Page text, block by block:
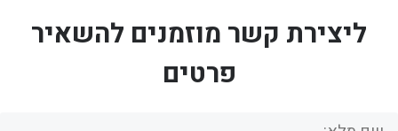
ליצירת קשר מוזמנים להשאיר
פרטים